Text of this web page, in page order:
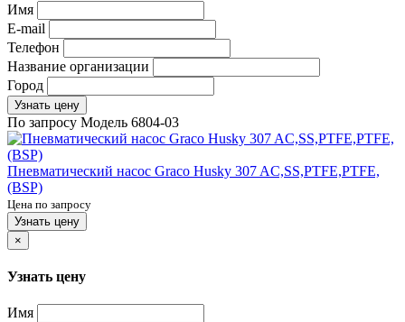
Имя
E-mail
Телефон
Название организации
Город
Узнать цену
По запросу Модель 6804-03
Пневматический насос Graco Husky 307 AC,SS,PTFE,PTFE,
(BSP)
Цена по запросу
Узнать цену
×
Узнать цену
Имя